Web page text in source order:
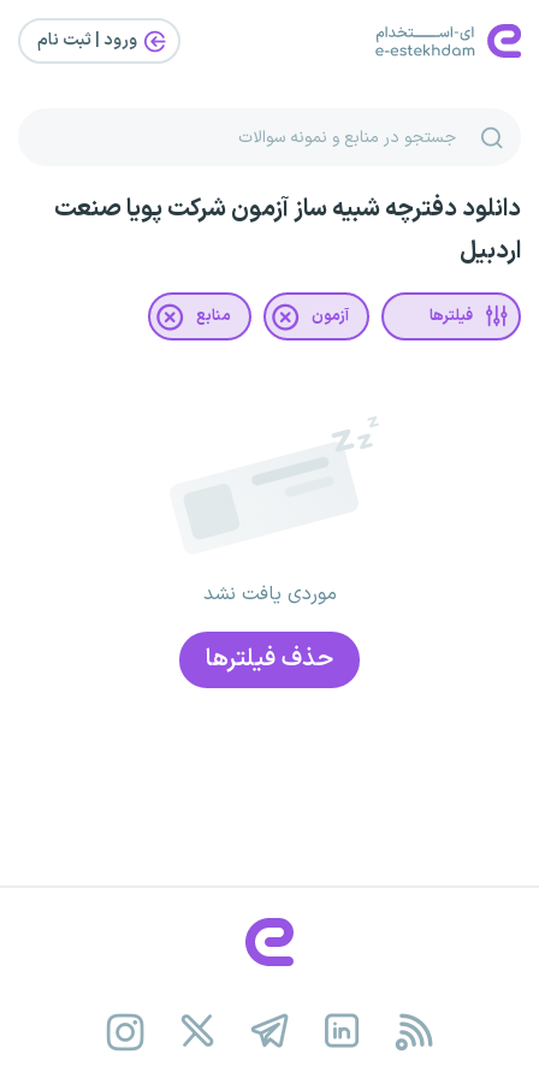
ورود | ثبت‌ نام
دانلود دفترچه شبیه ساز آزمون شرکت پویا صنعت
اردبیل
فیلترها آزمون منابع
موردی یافت نشد
حذف فیلتر‌ها